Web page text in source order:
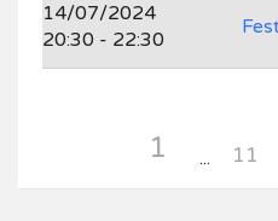
14/07/2024
20:30 - 22:30
1 11